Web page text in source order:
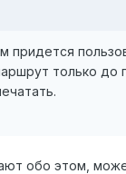
придется
только до
обо этом,